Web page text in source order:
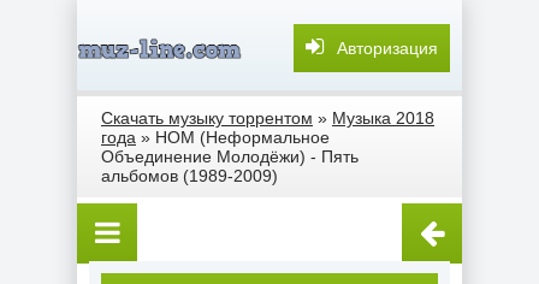
Авторизация
Скачать музыку торрентом » Музыка 2018
года » НОМ (Неформальное
Объединение Молодёжи) - Пять
альбомов (1989-2009)